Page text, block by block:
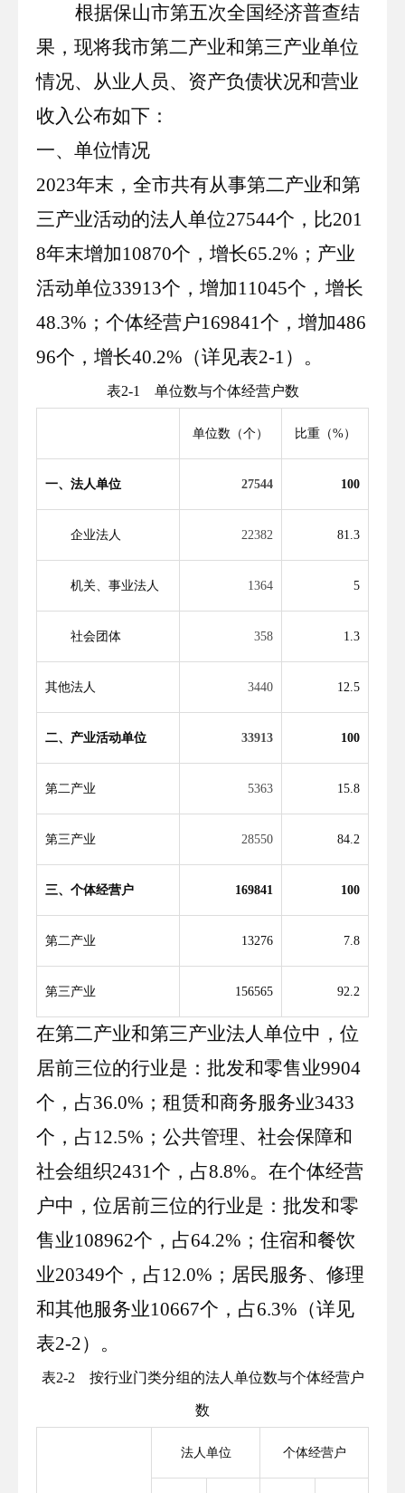
根据保山市第五次全国经济普查结
果，现将我市第二产业和第三产业单位
情况、从业人员、资产负债状况和营业
收入公布如下：
一、单位情况
2023年末，全市共有从事第二产业和第
三产业活动的法人单位27544个，比201
8年末增加10870个，增长65.2%；产业
活动单位33913个，增加11045个，增长
48.3%；个体经营户169841个，增加486
96个，增长40.2%（详见表2-1）。
表2-1 单位数与个体经营户数
单位数（个） 比重（%）
一、法人单位 27544 100
企业法人 22382 81 3
机关、事业法人 1364 5
社会团体 358 1 3
其他法人 3440 12 5
二、产业活动单位 33913 100
第二产业 5363 15 8
第三产业 28550 84 2
三、个体经营户 169841 100
第二产业 13276 7 8
第三产业 156565 92 2
在第二产业和第三产业法人单位中，位
居前三位的行业是： 批发和零售业9904
个，占36.0%； 租赁和商务服务业3433
个，占12.5%； 公共管理、社会保障和
社会组织2431个，占8.8%。在个体经营
户中，位居前三位的行业是： 批发和零
售业108962个，占64.2%； 住宿和餐饮
业20349个，占12.0%； 居民服务、修理
和其他服务业10667个，占6.3%（详见
表2-2）。
表2-2 按行业门类分组的法人单位数与个体经营户
数
法人单位 个体经营户